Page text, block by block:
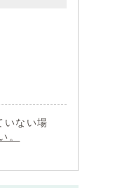
ない場
。